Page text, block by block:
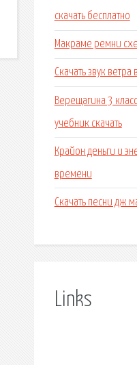
скачать бесплатно
Макраме ремни
Скачать звук ветра
Верещагина 3
учебник скачать
Крайон деньги и
времени
Скачать песни дж
Links